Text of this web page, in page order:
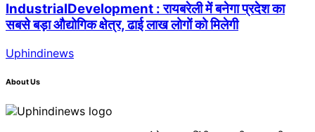
IndustrialDevelopment : रायबरेली में बनेगा प्रदेश का
सबसे बड़ा औद्योगिक क्षेत्र, ढाई लाख लोगों को मिलेगी
Uphindinews
About Us